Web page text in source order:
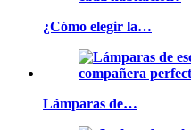
¿Cómo elegir la…
Lámparas de…